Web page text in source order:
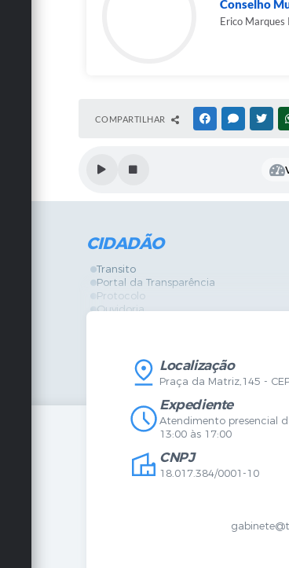
Conselho
Erico Marques
COMPARTILHAR FACEBOOKMESSENGER
CIDADÃO
Transito
Portal da Transparência
Protocolo
Ouvidoria
Legislação
Diário Oficial
Mapa do Site
Certidões
Agenda de Eventos
Concursos
Telefones Úteis
Localização
Praça da Matriz,145 -
Expediente
Atendimento presencial
13:00 às 17:00
CNPJ
18.017.384/0001-10